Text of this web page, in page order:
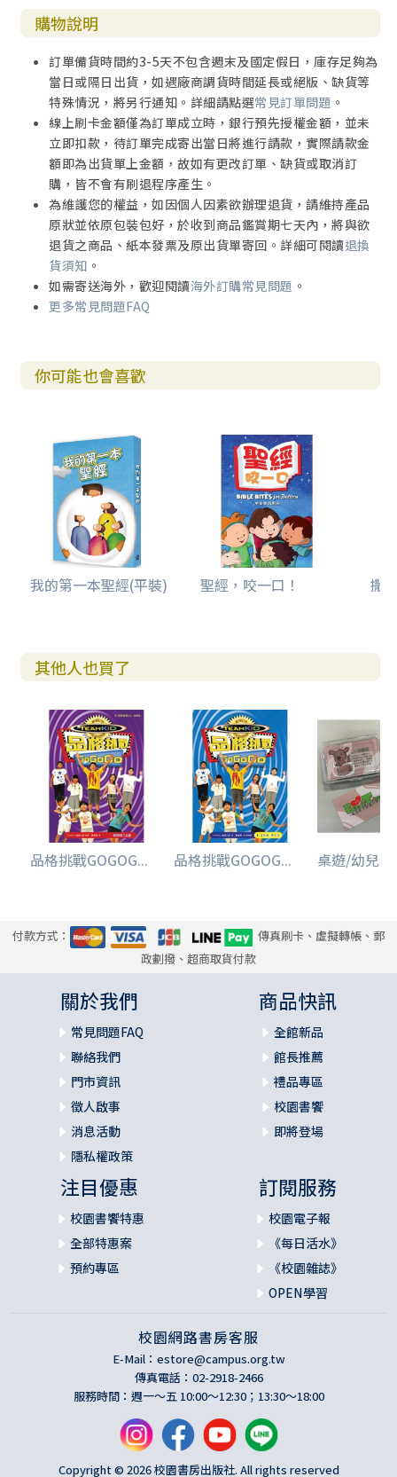
購物說明
訂單備貨時間約3-5天不包含週末及國定假日，庫存足夠為
當日或隔日出貨，如遇廠商調貨時間延長或絕版、缺貨等
特殊情況，將另行通知。詳細請點選常見訂單問題 。
線上刷卡金額僅為訂單成立時，銀行預先授權金額，並未
立即扣款，待訂單完成寄出當日將進行請款，實際請款金
額即為出貨單上金額，故如有更改訂單、缺貨或取消訂
購，皆不會有刷退程序產生。
為維護您的權益，如因個人因素欲辦理退貨，請維持產品
原狀並依原包裝包好，於收到商品鑑賞期七天內，將與欲
退貨之商品、紙本發票及原出貨單寄回。詳細可閱讀退換
貨須知 。
如需寄送海外，歡迎閱讀海外訂購常見問題 。
更多常見問題FAQ
你可能也會喜歡
我的第一本聖經(平裝) 聖經，咬一口！ 撒
其他人也買了
品格挑戰GOGOG... 品格挑戰GOGOG... 桌遊/幼兒
付款方式：
傳真刷卡、虛擬轉帳、郵
政劃撥、超商取貨付款
關於我們
常見問題FAQ
聯絡我們
門市資訊
徵人啟事
消息活動
隱私權政策
商品快訊
全館新品
館長推薦
禮品專區
校園書饗
即將登場
注目優惠
校園書饗特惠
全部特惠案
預約專區
訂閱服務
校園電子報
《每日活水》
《校園雜誌》
OPEN學習
校園網路書房客服
E-Mail： estore@campus.org.tw
傳真電話：02-2918-2466
服務時間：週一～五 10:00～12:30；13:30～18:00
Copyright © 2026 校園書房出版社. All rights reserved